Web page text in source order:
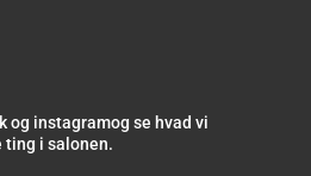
og instagramog se hvad vi
ting i salonen.